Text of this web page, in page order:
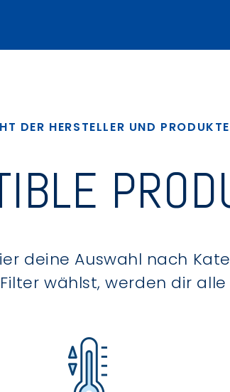
DER HERSTELLER UND PRODUKTE
deine Auswahl nach
wählst, werden dir